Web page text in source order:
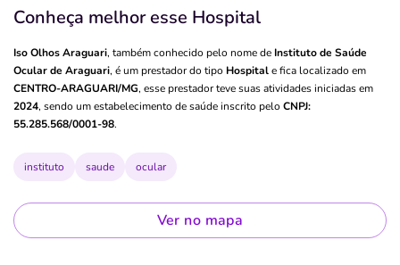
Conheça melhor esse Hospital
Iso Olhos Araguari, também conhecido pelo nome de Instituto de Saúde
Ocular de Araguari, é um prestador do tipo Hospitale fica localizado em
CENTRO-ARAGUARI/MG, esse prestador teve suas atividades iniciadas em
2024, sendo um estabelecimento de saúde inscrito pelo CNPJ:
55.285.568/0001-98.
instituto saude ocular
Ver no mapa